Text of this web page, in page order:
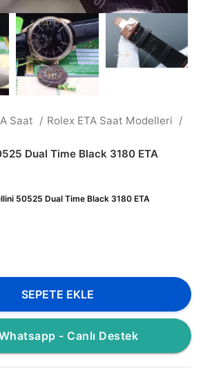
Saat
Rolex ETA Saat Modelleri
Dual Time Black 3180 ETA
50525 Dual Time Black 3180 ETA
SEPETE EKLE
- Canlı Destek